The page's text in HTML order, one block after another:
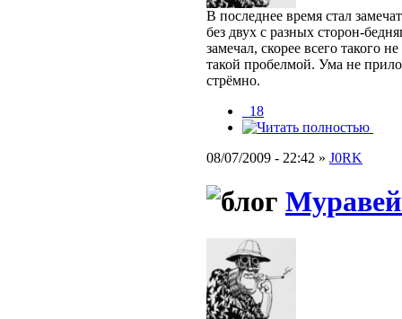
В последнее время стал
без двух с разных сторон-
замечал, скорее всего такого
такой пробелмой. Ума не
стрёмно.
_18
08/07/2009 - 22:42 » J0RK